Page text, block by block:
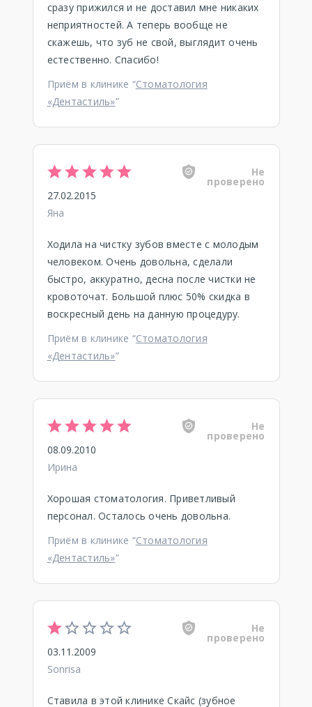
сразу прижился и не доставил мне никаких
неприятностей. А теперь вообще не
скажешь, что зуб не свой, выглядит очень
естественно. Спасибо!
Приём в клинике “Стоматология
«Дентастиль»”
Не
проверено
27.02.2015
Яна
Ходила на чистку зубов вместе с молодым
человеком. Очень довольна, сделали
быстро, аккуратно, десна после чистки не
кровоточат. Большой плюс 50% скидка в
воскресный день на данную процедуру.
Приём в клинике “Стоматология
«Дентастиль»”
Не
проверено
08.09.2010
Ирина
Хорошая стоматология. Приветливый
персонал. Осталось очень довольна.
Приём в клинике “Стоматология
«Дентастиль»”
Не
проверено
03.11.2009
Sonrisa
Ставила в этой клинике Скайс (зубное